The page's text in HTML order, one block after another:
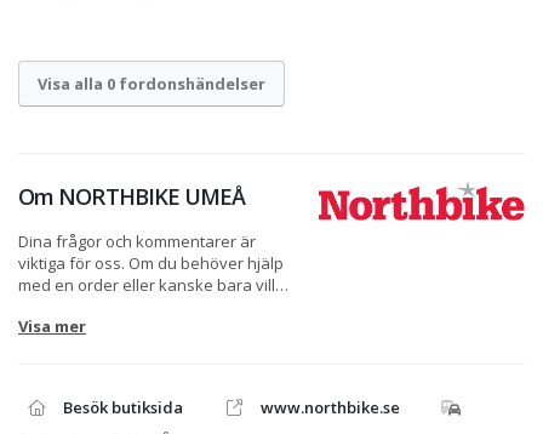
Visa alla 0 fordonshändelser
Om NORTHBIKE UMEÅ
Dina frågor och kommentarer är
viktiga för oss. Om du behöver hjälp
med en order eller kanske bara vill
vattenskoter tveka inte att kontakta
kvällen eller helgen så kanske vi inte
är på plats, då kan du alltid använda
Visa mer
Besök butiksida
www.northbike.se